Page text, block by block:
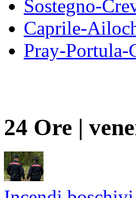
Sostegno-
Caprile-
Pray-Portula-
24 Ore |